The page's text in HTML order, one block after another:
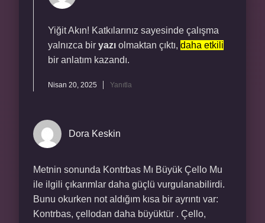
Yiğit Akın! Katkılarınız sayesinde çalışma
yalnızca bir yazı olmaktan çıktı, daha etkili
bir anlatım kazandı.
Nisan 20, 2025 Yanıtla
Dora Keskin
Metnin sonunda Kontrbas Mı Büyük Çello Mu
ile ilgili çıkarımlar daha güçlü vurgulanabilirdi.
Bunu okurken not aldığım kısa bir ayrıntı var:
Kontrbas, çellodan daha büyüktür . Çello,